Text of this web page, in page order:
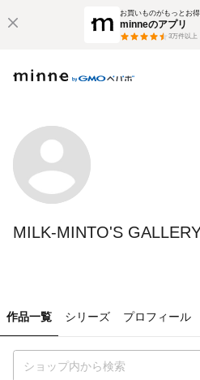
お買いものがもっとお
minneのアプリ
3万件以上
MILK-MINTO'S
作品一覧 シリーズ プロフィール